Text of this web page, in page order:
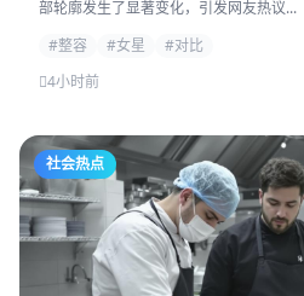
部轮廓发生了显著变化，引发网友热议...
#整容
#女星
#对比
4小时前
社会热点